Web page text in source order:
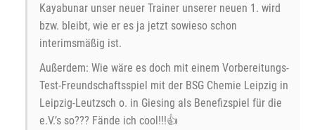
Kayabunar unser neuer Trainer unserer neuen 1. wird
bzw. bleibt, wie er es ja jetzt sowieso schon
interimsmäßig ist.
Außerdem: Wie wäre es doch mit einem Vorbereitungs-
Test-Freundschaftsspiel mit der BSG Chemie Leipzig in
Leipzig-Leutzsch o. in Giesing als Benefizspiel für die
e.V.’s so??? Fände ich cool!!!👍